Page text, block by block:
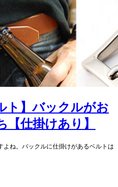
ト】バックルがお
仕掛けあり】
ね。バックルに仕掛けがあるベルトは